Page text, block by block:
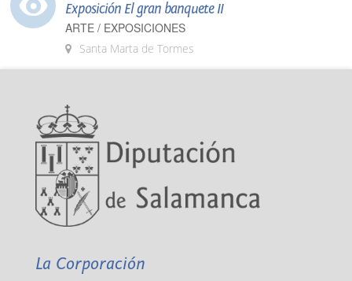
Exposición El gran banquete II
ARTE / EXPOSICIONES
Santa Marta de Tormes
La Corporación